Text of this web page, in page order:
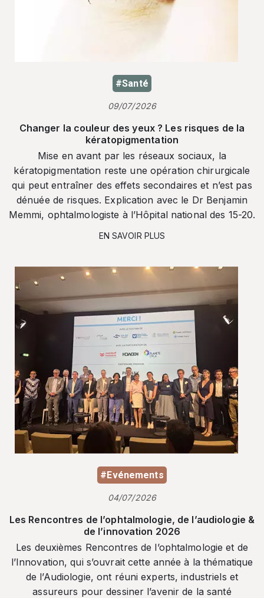
#Santé
09/07/2026
Changer la couleur des yeux ? Les risques de la
kératopigmentation
Mise en avant par les réseaux sociaux, la
kératopigmentation reste une opération chirurgicale
qui peut entraîner des effets secondaires et n’est pas
dénuée de risques. Explication avec le Dr Benjamin
Memmi, ophtalmologiste à l’Hôpital national des 15-20.
EN SAVOIR PLUS
#Evénements
04/07/2026
Les Rencontres de l’ophtalmologie, de l’audiologie &
de l’innovation 2026
Les deuxièmes Rencontres de l’ophtalmologie et de
l’Innovation, qui s’ouvrait cette année à la thématique
de l’Audiologie, ont réuni experts, industriels et
assureurs pour dessiner l’avenir de la santé